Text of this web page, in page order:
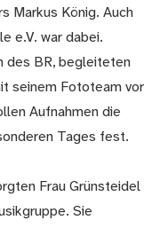
Markus König. Auch
e.V. war dabei.
des BR, begleiteten
seinem Fototeam vor
Aufnahmen die
Tages fest.
Frau Grünsteidel
Sie